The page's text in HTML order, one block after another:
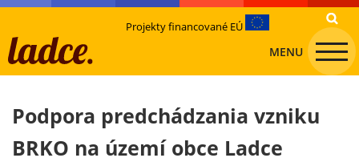
Projekty financované EÚ
MENU
Podpora predchádzania vzniku
BRKO na území obce Ladce